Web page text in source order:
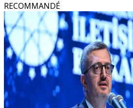
RECOMMANDÉ